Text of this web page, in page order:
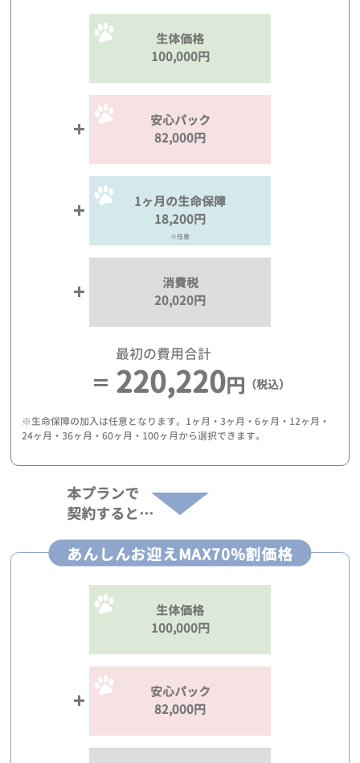
生体価格
100,000円
安心パック
82,000円
1ヶ月の生命保障
18,200円
※任意
消費税
20,020円
最初の費用合計
220,220円 （税込）
※生命保障の加入は任意となります。1ヶ月・3ヶ月・6ヶ月・12ヶ月・
24ヶ月・36ヶ月・60ヶ月・100ヶ月から選択できます。
本プランで
契約すると…
あんしんお迎えMAX70%割価格
生体価格
100,000円
安心パック
82,000円